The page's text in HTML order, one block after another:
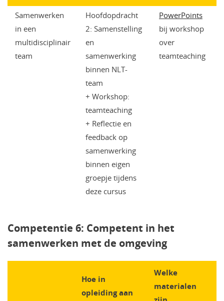
Samenwerken
in een
multidisciplinair
team
Hoofdopdracht
2: Samenstelling
en
samenwerking
binnen NLT-
team
+ Workshop:
teamteaching
+ Reflectie en
feedback op
samenwerking
binnen eigen
groepje tijdens
deze cursus
PowerPoints
bij workshop
over
teamteaching
Competentie 6: Competent in het
samenwerken met de omgeving
Hoe in
opleiding aan
Welke
materialen